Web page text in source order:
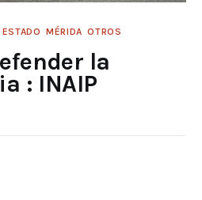
MÉRIDA OTROS
la
: INAIP